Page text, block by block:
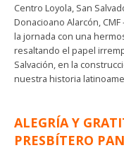
Centro Loyola, San
Donacioano Alarcón,
la jornada con una
resaltando el papel
Salvación, en la
nuestra historia
ALEGRÍA Y
PRESBÍTERO